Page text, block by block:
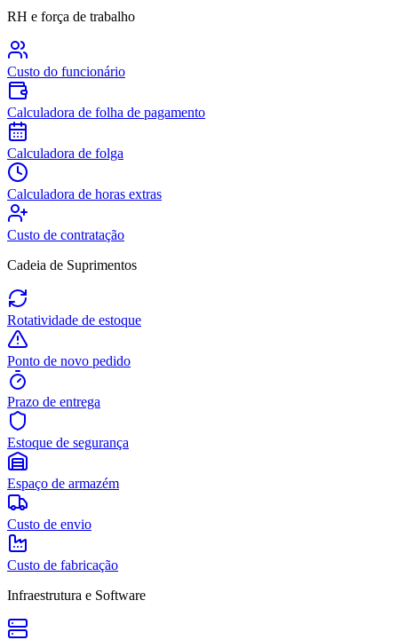
RH e força de trabalho
Custo do funcionário
Calculadora de folha de pagamento
Calculadora de folga
Calculadora de horas extras
Custo de contratação
Cadeia de Suprimentos
Rotatividade de estoque
Ponto de novo pedido
Prazo de entrega
Estoque de segurança
Espaço de armazém
Custo de envio
Custo de fabricação
Infraestrutura e Software